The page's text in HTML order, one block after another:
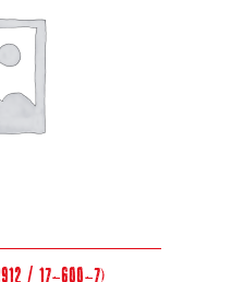
/ 17-600-7)